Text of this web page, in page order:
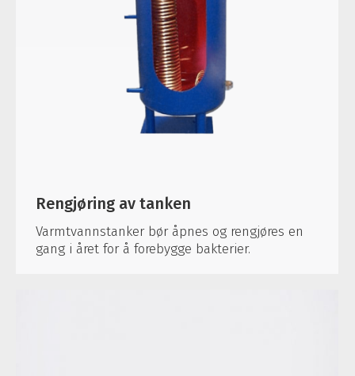
Rengjøring av tanken
Varmtvannstanker bør åpnes og rengjøres en
gang i året for å forebygge bakterier.